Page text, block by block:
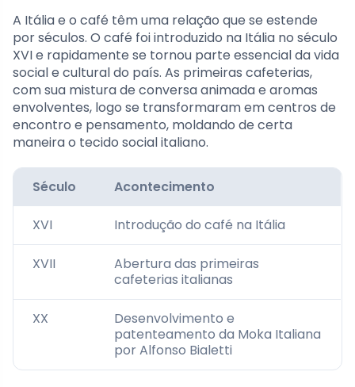
A Itália e o café têm uma relação que se estende
por séculos. O café foi introduzido na Itália no século
XVI e rapidamente se tornou parte essencial da vida
social e cultural do país. As primeiras cafeterias,
com sua mistura de conversa animada e aromas
envolventes, logo se transformaram em centros de
encontro e pensamento, moldando de certa
maneira o tecido social italiano.
Século Acontecimento
XVI Introdução do café na Itália
XVII
Abertura das primeiras
cafeterias italianas
XX
Desenvolvimento e
patenteamento da Moka Italiana
por Alfonso Bialetti